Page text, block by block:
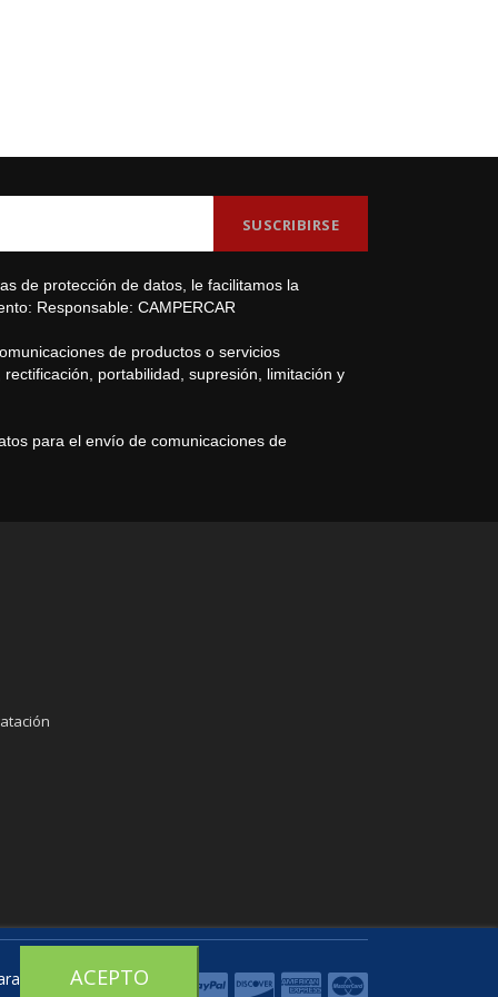
de protección de datos, le facilitamos la
Responsable: CAMPERCAR
de productos o servicios
portabilidad, supresión, limitación y
para el envío de comunicaciones de
ACEPTO